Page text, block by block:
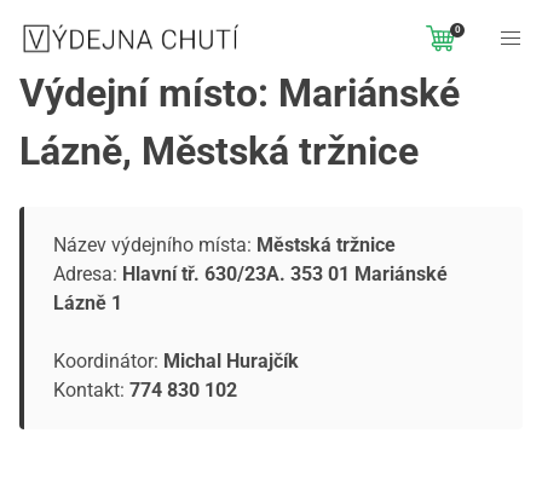
0
Výdejní místo: Mariánské
Lázně, Městská tržnice
Název výdejního místa: Městská tržnice
Adresa: Hlavní tř. 630/23A. 353 01 Mariánské
Lázně 1
Koordinátor: Michal Hurajčík
Kontakt: 774 830 102